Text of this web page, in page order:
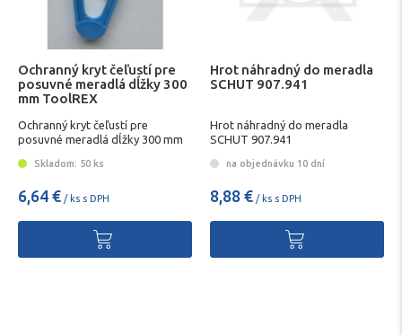
Ochranný kryt čeľustí pre
posuvné meradlá dĺžky 300
mm ToolREX
Ochranný kryt čeľustí pre
posuvné meradlá dĺžky 300 mm
Skladom: 50 ks
6,64 € / ks s DPH
Hrot náhradný do meradla
SCHUT 907.941
Hrot náhradný do meradla
SCHUT 907.941
na objednávku 10 dní
8,88 € / ks s DPH